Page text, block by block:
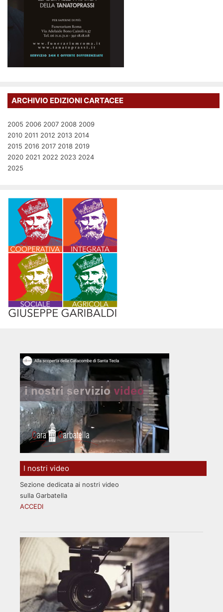
ARCHIVIO EDIZIONI CARTACEE
2005 2006 2007 2008 2009
2010 2011 2012 2013 2014
2015 2016 2017 2018 2019
2020 2021 2022 2023 2024
2025
I nostri video
Sezione dedicata ai nostri video
sulla Garbatella
ACCEDI